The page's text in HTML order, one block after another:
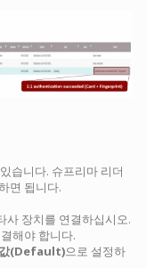
습니다. 슈프리마 리더
면 됩니다.
사 장치를 연결하십시오.
해야 합니다.
값(Default)으로 설정하